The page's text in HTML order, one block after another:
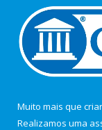
Muito mais que
Realizamos uma